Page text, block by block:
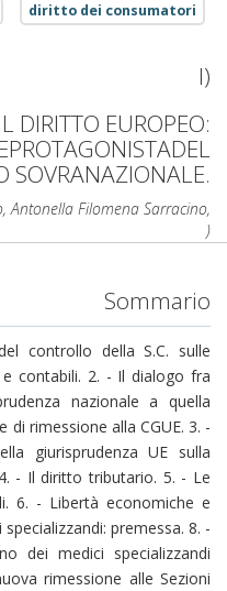
diritto dei consumatori
I)
DIRITTO EUROPEO:
SOVRANAZIONALE.
Antonella Filomena Sarracino,
)
Sommario
controllo della S.C. sulle
contabili. 2. - Il dialogo fra
nazionale a quella
rimessione alla CGUE. 3. -
giurisprudenza UE sulla
- Il diritto tributario. 5. - Le
6. - Libertà economiche e
premessa. 8. -
dei medici specializzandi
rimessione alle Sezioni